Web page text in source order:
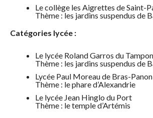
Le collège les Aigrettes de Saint-
Thème : les jardins suspendus de
Catégories lycée :
Le lycée Roland Garros du Tampon
Thème : les jardins suspendus de
Lycée Paul Moreau de Bras-Panon
Thème : le phare d’Alexandrie
Le lycée Jean Hinglo du Port
Thème : le temple d’Artémis